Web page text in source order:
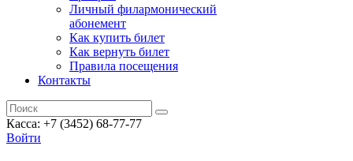
Личный филармонический
абонемент
Как купить билет
Как вернуть билет
Правила посещения
Контакты
Касса: +7 (3452) 68-77-77
Войти